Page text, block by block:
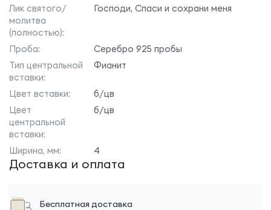
Лик святого/
молитва
(полностью):
Господи, Спаси и сохрани меня
Проба:
Серебро 925 пробы
Тип центральной
вставки:
Фианит
Цвет вставки:
б/цв
Цвет
центральной
вставки:
б/цв
Ширина, мм: 4
Доставка и оплата
Бесплатная доставка